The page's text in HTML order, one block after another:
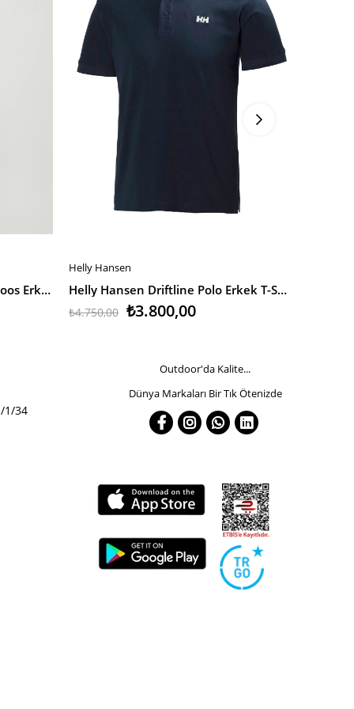
Jack & Jones Jjebasic Polo Ss Noos Erkek T-Shirt
SEPETE EKLE
Helly Hansen
Helly Hansen Driftline Polo Erkek T-Shirt
₺3.800,00
₺4.750,00
1/34
Outdoor'da Kalite...
Dünya Markaları Bir Tık Ötenizde